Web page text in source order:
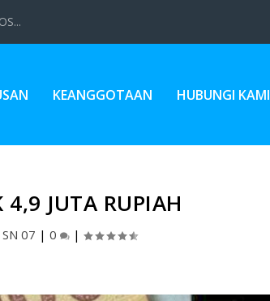
KEANGGOTAAN HUBUNGI KAMI
JUTA RUPIAH
SN 07 |0 |